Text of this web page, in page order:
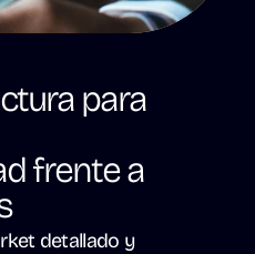
para
frente a
detallado y